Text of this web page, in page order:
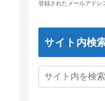
登録されたメールアドレ
サイト内検